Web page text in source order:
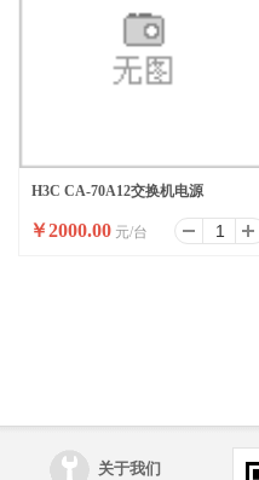
H3C CA-70A12交换机电源
￥2000.00 元/台
关于我们